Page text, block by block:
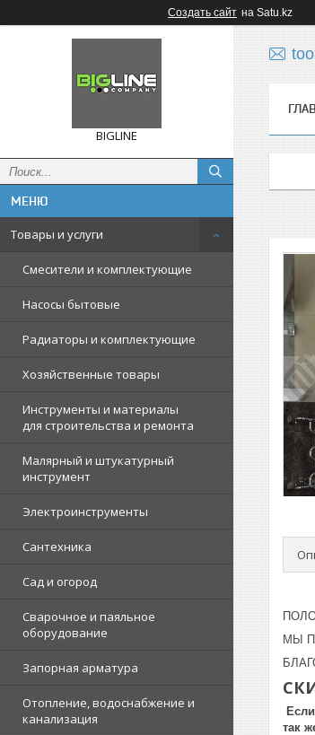
Создать сайт на Satu.kz
BIGLINE
Товары и услуги
Смесители и комплектующие
Насосы бытовые
Радиаторы и комплектующие
Хозяйственные товары
Инструменты и материалы
для строительства и ремонта
Малярный и штукатурный
инструмент
Электроинструменты
Сантехника
Сад и огород
Сварочное и паяльное
оборудование
Запорная арматура
Отопление, водоснабжение и
канализация
МЫ
так